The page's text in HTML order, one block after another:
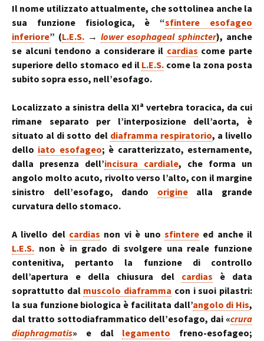
Il nome utilizzato attualmente, che sottolinea anche la
sua funzione fisiologica, è “sfintere esofageo
inferiore” (L.E.S.→ lower esophageal sphincter), anche
se alcuni tendono a considerare il cardias come parte
superiore dello stomaco ed il L.E.S. come la zona posta
subito sopra esso, nell’esofago.
Localizzato a sinistra della XIa vertebra toracica, da cui
rimane separato per l’interposizione dell’aorta, è
situato al di sotto del diaframma respiratorio, a livello
dello iato esofageo; è caratterizzato, esternamente,
dalla presenza dell’incisura cardiale, che forma un
angolo molto acuto, rivolto verso l’alto, con il margine
sinistro dell’esofago, dando originealla grande
curvatura dello stomaco.
A livello del cardias non vi è uno sfintereed anche il
L.E.S. non è in grado di svolgere una reale funzione
contenitiva, pertanto la funzione di controllo
dell’apertura e della chiusura del cardias è data
soprattutto dal muscolo diaframma con i suoi pilastri:
la sua funzione biologica è facilitata dall’angolo di His,
dal tratto sottodiaframmatico dell’esofago, dai «crura
diaphragmatis» e dal legamento freno-esofageo;